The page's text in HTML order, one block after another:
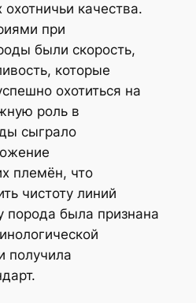
качества.
при
были скорость,
которые
охотиться на
роль в
сыграло
племён, что
чистоту линий
порода была признана
получила